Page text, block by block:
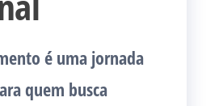
é uma jornada
quem busca